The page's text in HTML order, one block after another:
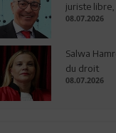
juriste
08.07.2026
Salwa
du droit
08.07.2026